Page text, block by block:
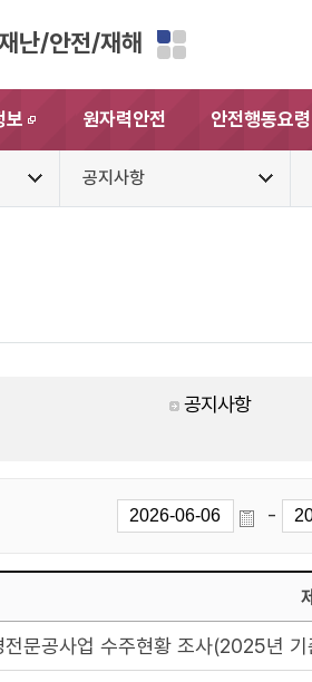
난/안전/재해
보
새창
원자력안전
안전행동요령
공지사항
공지사항
-
문공사업 수주현황 조사(2025년 기